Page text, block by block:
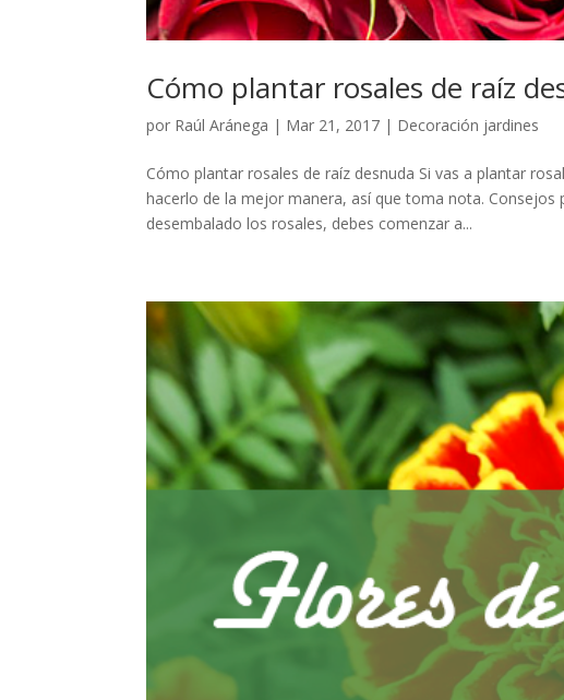
Cómo plantar rosales de raíz
por Raúl Aránega | Mar 21, 2017 | Decoración jardines
Cómo plantar rosales de raíz desnuda Si vas a plantar
hacerlo de la mejor manera, así que toma nota. Consejos
desembalado los rosales, debes comenzar a...